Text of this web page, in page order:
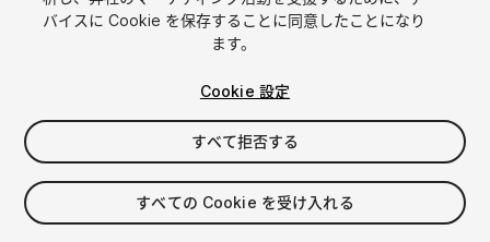
$15
バイスに Cookie を保存することに同意したことになり
ます。
Cookie 設定
すべて拒否する
すべての Cookie を受け入れる